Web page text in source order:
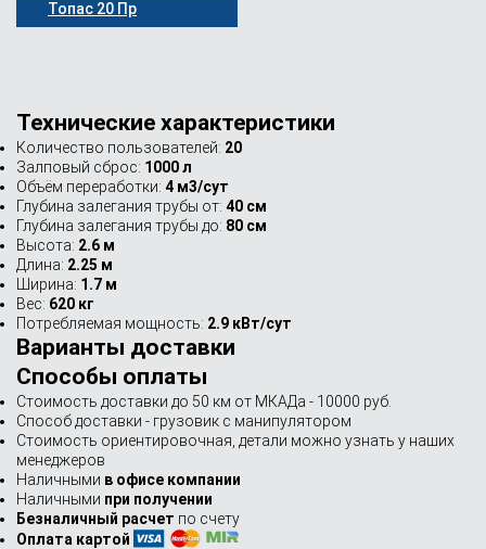
Топас 20 Пр
Технические характеристики
Количество пользователей: 20
Залповый сброс: 1000 л
Объём переработки: 4 м3/сут
Глубина залегания трубы от: 40 см
Глубина залегания трубы до: 80 см
Высота: 2.6 м
Длина: 2.25 м
Ширина: 1.7 м
Вес: 620 кг
Потребляемая мощность: 2.9 кВт/сут
Варианты доставки
Способы оплаты
Стоимость доставки до 50 км от МКАДа - 10000 руб.
Способ доставки - грузовик с манипулятором
Стоимость ориентировочная, детали можно узнать у наших
менеджеров
Наличными в офисе компании
Наличными при получении
Безналичный расчет по счету
Оплата картой